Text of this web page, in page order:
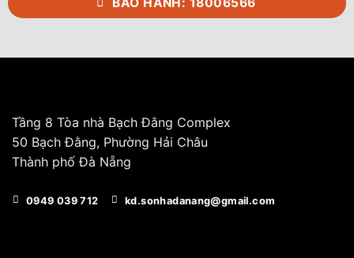
Tầng 8 Tòa nhà Bạch Đằng Complex
50 Bạch Đằng, Phường Hải Châu
Thành phố Đà Nẵng
0949 039 712 kd.sonhadanang@gmail.com